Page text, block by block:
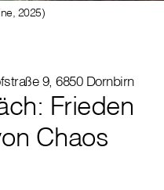
9, 6850 Dornbirn
2025)
Frieden
Chaos